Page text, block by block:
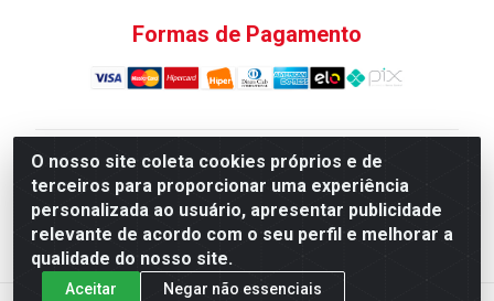
O nosso site coleta cookies próprios e de
terceiros para proporcionar uma experiência
personalizada ao usuário, apresentar publicidade
relevante de acordo com o seu perfil e melhorar a
qualidade do nosso site.
Aceitar Negar não essenciais
Formas de Pagamento
Atacadao da Limpeza F. Pereira Queiroz Comercio e
Distribuicao LTDA - Quadra Qi 10 Lotes 39 e, 41 - Setor
Industrial (Taguatinga), Brasília/DF - CEP 72.135-100 -
CNPJ 13.184.675/0001-80